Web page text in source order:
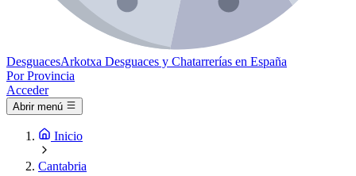
DesguacesArkotxa Desguaces y Chatarrerías en España
Por Provincia
Acceder
Abrir menú
Inicio
Cantabria